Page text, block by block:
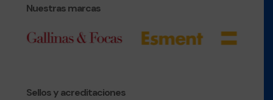
Nuestras marcas
Sellos y acreditaciones